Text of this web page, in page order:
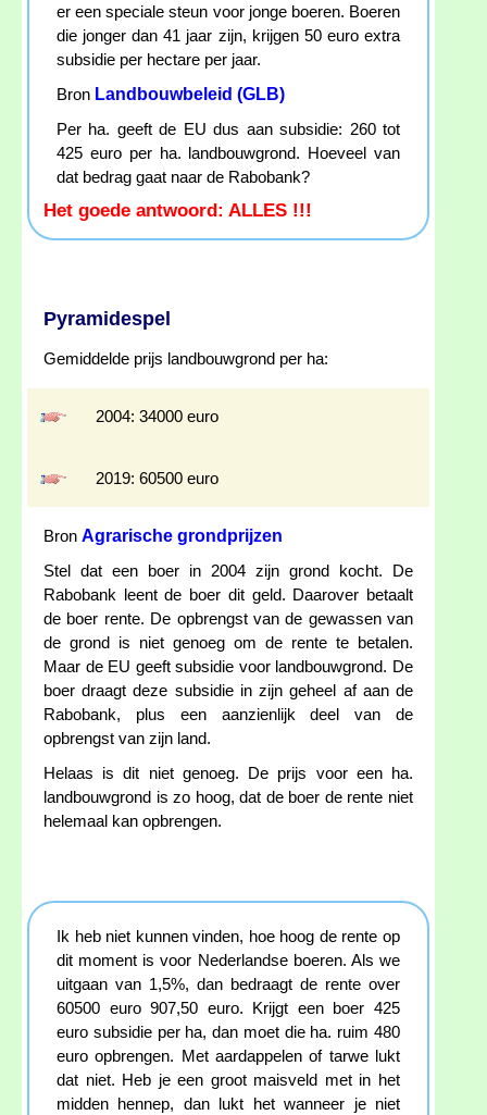
er een speciale steun voor jonge boeren. Boeren
die jonger dan 41 jaar zijn, krijgen 50 euro extra
subsidie per hectare per jaar.
Bron Landbouwbeleid (GLB)
Per ha. geeft de EU dus aan subsidie: 260 tot
425 euro per ha. landbouwgrond. Hoeveel van
dat bedrag gaat naar de Rabobank?
Het goede antwoord: ALLES !!!
Pyramidespel
Gemiddelde prijs landbouwgrond per ha:
2004: 34000 euro
2019: 60500 euro
Bron Agrarische grondprijzen
Stel dat een boer in 2004 zijn grond kocht. De
Rabobank leent de boer dit geld. Daarover betaalt
de boer rente. De opbrengst van de gewassen van
de grond is niet genoeg om de rente te betalen.
Maar de EU geeft subsidie voor landbouwgrond. De
boer draagt deze subsidie in zijn geheel af aan de
Rabobank, plus een aanzienlijk deel van de
opbrengst van zijn land.
Helaas is dit niet genoeg. De prijs voor een ha.
landbouwgrond is zo hoog, dat de boer de rente niet
helemaal kan opbrengen.
Ik heb niet kunnen vinden, hoe hoog de rente op
dit moment is voor Nederlandse boeren. Als we
uitgaan van 1,5%, dan bedraagt de rente over
60500 euro 907,50 euro. Krijgt een boer 425
euro subsidie per ha, dan moet die ha. ruim 480
euro opbrengen. Met aardappelen of tarwe lukt
dat niet. Heb je een groot maisveld met in het
midden hennep, dan lukt het wanneer je niet